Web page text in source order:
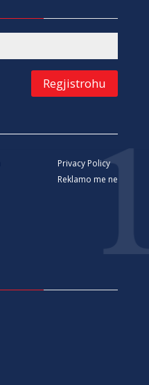
Regjistrohu
Privacy Policy
Reklamo me ne